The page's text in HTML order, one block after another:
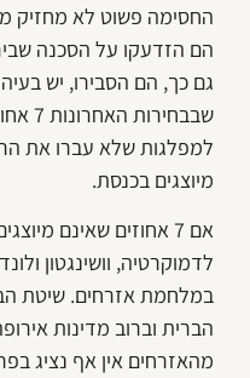
החסימה פשוט לא מחזיק
הם הזדעקו על הסכנה
גם כך, הם הסבירו, יש
למפלגות שלא עברו את
מיוצגים בכנסת.
אם 7 אחוזים שאינם
לדמוקרטיה, וושינגטון
במלחמת אזרחים. שיטת
מהאזרחים אין אף נציג